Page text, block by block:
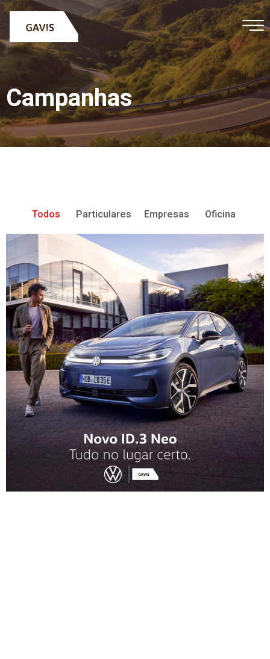
Campanhas
Todos Empresas Oficina
Particulares